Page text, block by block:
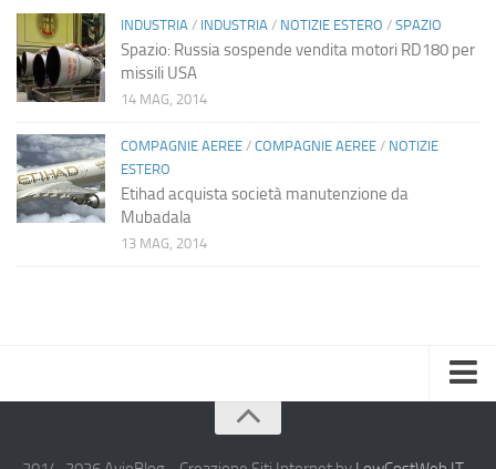
INDUSTRIA / INDUSTRIA / NOTIZIE ESTERO / SPAZIO
Spazio: Russia sospende vendita motori RD180 per
missili USA
14 MAG, 2014
COMPAGNIE AEREE / COMPAGNIE AEREE / NOTIZIE
ESTERO
Etihad acquista società manutenzione da
Mubadala
13 MAG, 2014
Chi Siamo